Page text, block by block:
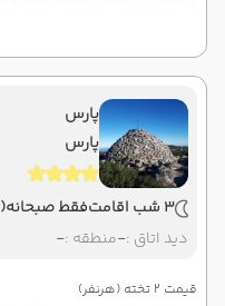
پارس
پارس
3 شب اقامت
فقط صبحانه(BB)
دید اتاق :-منطقه :-
قیمت 2 تخته (هرنفر)